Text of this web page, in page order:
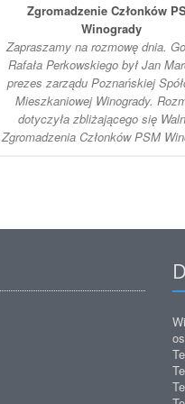
Zgromadzenie Członków
Winogrady
Zapraszamy na rozmowę dnia.
Rafała Perkowskiego był Jan
prezes zarządu Poznańskiej
Mieszkaniowej Winogrady.
dotyczyła zbliżającego się
Zgromadzenia Członków PSM